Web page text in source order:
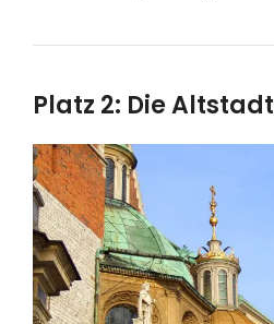
Platz 2: Die Altstadt